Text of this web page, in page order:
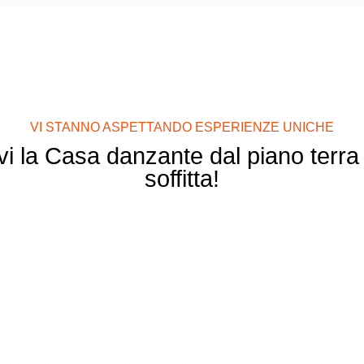
VI STANNO ASPETTANDO ESPERIENZE UNICHE
la Casa danzante dal piano
soffitta!